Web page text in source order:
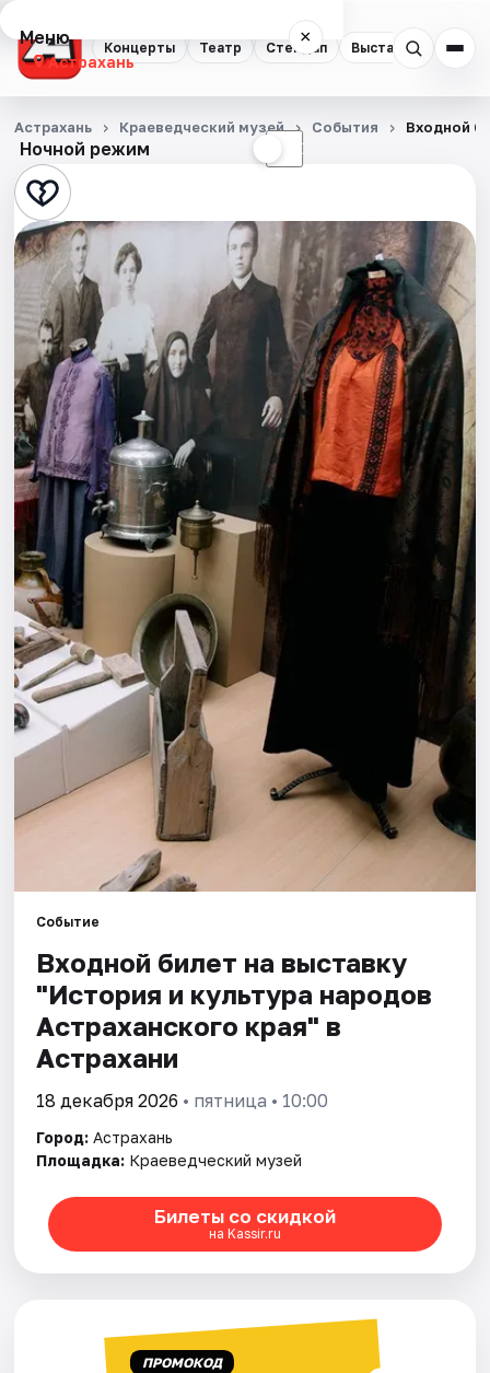
Концерты Театр Стендап Выставки
Меню ×
Астрахань
Концерты
Театр
Стендап
Выставки
Квесты
Экскурсии
Спорт
События
Города
Площадки
Артисты
Рейтинги
Ночной режим ☾
Астрахань Краеведческий музей События Входной
Событие
Входной билет на выставку
"История и культура народов
Астраханского края" в
Астрахани
18 декабря 2026 • пятница • 10:00
Город: Астрахань
Площадка: Краеведческий музей
Билеты со скидкой
на Kassir.ru
ПРОМОКОД